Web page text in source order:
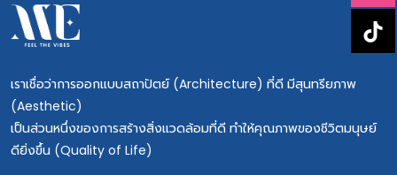
เราเชื่อว่าการออกแบบสถาปัตย์ (Architecture) ที่ดี มีสุนทรียภาพ
(Aesthetic)
เป็นส่วนหนึ่งของการสร้างสิ่งแวดล้อมที่ดี ทำให้คุณภาพของชีวิตมนุษย์
ดียิ่งขึ้น (Quality of Life)